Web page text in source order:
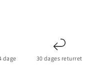
dage 30 dages returret